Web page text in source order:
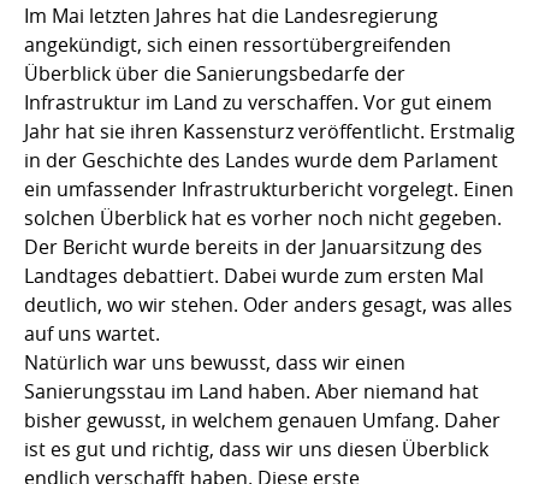
Im Mai letzten Jahres hat die Landesregierung
angekündigt, sich einen ressortübergreifenden
Überblick über die Sanierungsbedarfe der
Infrastruktur im Land zu verschaffen. Vor gut einem
Jahr hat sie ihren Kassensturz veröffentlicht. Erstmalig
in der Geschichte des Landes wurde dem Parlament
ein umfassender Infrastrukturbericht vorgelegt. Einen
solchen Überblick hat es vorher noch nicht gegeben.
Der Bericht wurde bereits in der Januarsitzung des
Landtages debattiert. Dabei wurde zum ersten Mal
deutlich, wo wir stehen. Oder anders gesagt, was alles
auf uns wartet.
Natürlich war uns bewusst, dass wir einen
Sanierungsstau im Land haben. Aber niemand hat
bisher gewusst, in welchem genauen Umfang. Daher
ist es gut und richtig, dass wir uns diesen Überblick
endlich verschafft haben. Diese erste